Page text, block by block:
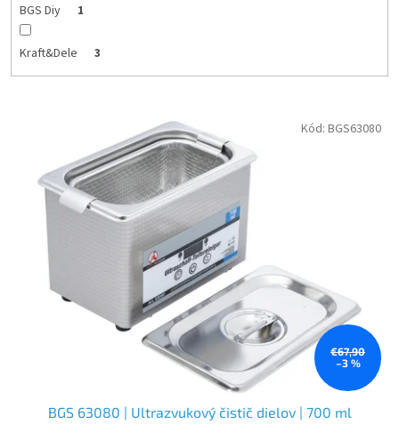
BGS Diy 1
Kraft&Dele 3
€67,90
–3 %
BGS 63080 | Ultrazvukový čistič dielov | 700 ml
Kód: BGS63080